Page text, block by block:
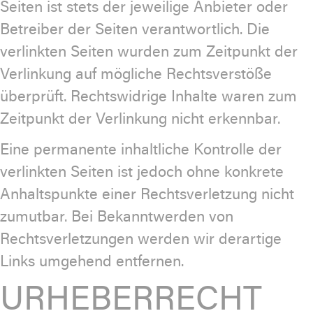
Seiten ist stets der jeweilige Anbieter oder
Betreiber der Seiten verantwortlich. Die
verlinkten Seiten wurden zum Zeitpunkt der
Verlinkung auf mögliche Rechtsverstöße
überprüft. Rechtswidrige Inhalte waren zum
Zeitpunkt der Verlinkung nicht erkennbar.
Eine permanente inhaltliche Kontrolle der
verlinkten Seiten ist jedoch ohne konkrete
Anhaltspunkte einer Rechtsverletzung nicht
zumutbar. Bei Bekanntwerden von
Rechtsverletzungen werden wir derartige
Links umgehend entfernen.
URHEBERRECHT